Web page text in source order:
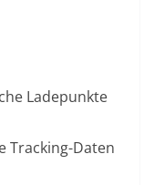
Ladepunkte
Tracking-Daten